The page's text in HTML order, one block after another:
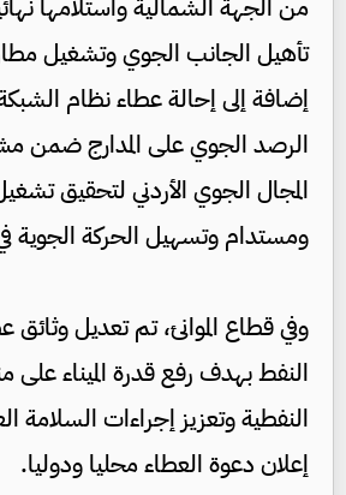
من الجهة الشمالية واستلامها
تأهيل الجانب الجوي وتشغيل
إضافة إلى إحالة عطاء نظام الشبكة
الرصد الجوي على المدارج ضمن
المجال الجوي الأردني لتحقيق
ومستدام وتسهيل الحركة الجوية
وفي قطاع الموانئ، تم تعديل وثائق
النفط بهدف رفع قدرة الميناء على
النفطية وتعزيز إجراءات السلامة
إعلان دعوة العطاء محليا ودوليا.